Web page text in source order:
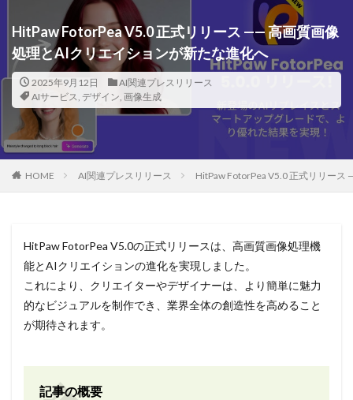
HitPaw FotorPea V5.0 正式リリース —— 高画質画像
処理とAIクリエイションが新たな進化へ
2025年9月12日
AI関連プレスリリース
AIサービス, デザイン, 画像生成
HOME AI関連プレスリリース HitPaw FotorPea V5.0 正式リリー
HitPaw FotorPea V5.0の正式リリースは、高画質画像処理機
能とAIクリエイションの進化を実現しました。
これにより、クリエイターやデザイナーは、より簡単に魅力
的なビジュアルを制作でき、業界全体の創造性を高めること
が期待されます。
記事の概要